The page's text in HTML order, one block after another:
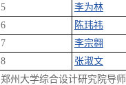
5
李为林
6
陈玮祎
7
李宗翱
8
张淑文
郑州大学综合设计研究院导师